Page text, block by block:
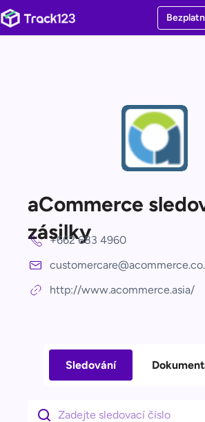
aCommerce
zásilky
+662 683 4960
http://www.acommerce.asia/
Sledování